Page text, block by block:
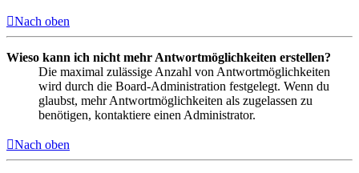
Nach oben
Wieso kann ich nicht mehr Antwortmöglichkeiten erstellen?
Die maximal zulässige Anzahl von Antwortmöglichkeiten
wird durch die Board-Administration festgelegt. Wenn du
glaubst, mehr Antwortmöglichkeiten als zugelassen zu
benötigen, kontaktiere einen Administrator.
Nach oben